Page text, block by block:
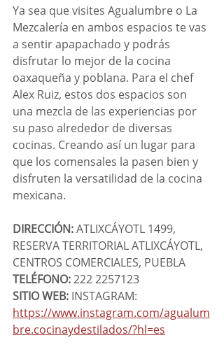
Ya sea que visites Agualumbre o La
Mezcalería en ambos espacios te vas
a sentir apapachado y podrás
disfrutar lo mejor de la cocina
oaxaqueña y poblana. Para el chef
Alex Ruiz, estos dos espacios son
una mezcla de las experiencias por
su paso alrededor de diversas
cocinas. Creando así un lugar para
que los comensales la pasen bien y
disfruten la versatilidad de la cocina
mexicana.
DIRECCIÓN: ATLIXCÁYOTL 1499,
RESERVA TERRITORIAL ATLIXCÁYOTL,
CENTROS COMERCIALES, PUEBLA
TELÉFONO: 222 2257123
SITIO WEB: INSTAGRAM:
https://www.instagram.com/agualum
bre.cocinaydestilados/?hl=es